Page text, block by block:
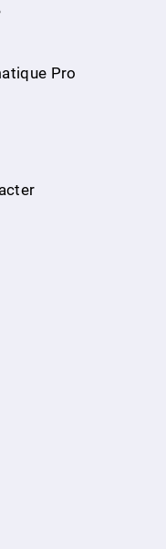
Pro